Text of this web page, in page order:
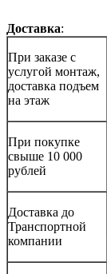
Доставка:
При заказе с
услугой монтаж,
доставка подъем
на этаж
При покупке
свыше 10 000
рублей
Доставка до
Транспортной
компании